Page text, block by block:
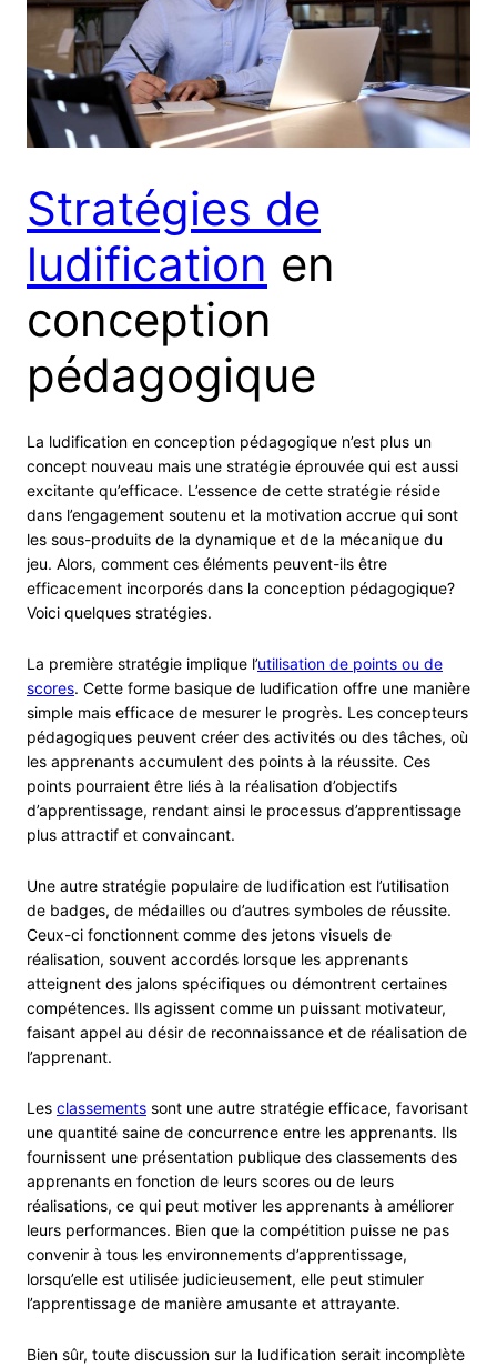
Stratégies de
ludification en
conception
pédagogique
La ludification en conception pédagogique n’est plus un
concept nouveau mais une stratégie éprouvée qui est aussi
excitante qu’efficace. L’essence de cette stratégie réside
dans l’engagement soutenu et la motivation accrue qui sont
les sous-produits de la dynamique et de la mécanique du
jeu. Alors, comment ces éléments peuvent-ils être
efficacement incorporés dans la conception pédagogique?
Voici quelques stratégies.
La première stratégie implique l’utilisation de points ou de
scores. Cette forme basique de ludification offre une manière
simple mais efficace de mesurer le progrès. Les concepteurs
pédagogiques peuvent créer des activités ou des tâches, où
les apprenants accumulent des points à la réussite. Ces
points pourraient être liés à la réalisation d’objectifs
d’apprentissage, rendant ainsi le processus d’apprentissage
plus attractif et convaincant.
Une autre stratégie populaire de ludification est l’utilisation
de badges, de médailles ou d’autres symboles de réussite.
Ceux-ci fonctionnent comme des jetons visuels de
réalisation, souvent accordés lorsque les apprenants
atteignent des jalons spécifiques ou démontrent certaines
compétences. Ils agissent comme un puissant motivateur,
faisant appel au désir de reconnaissance et de réalisation de
l’apprenant.
Les classements sont une autre stratégie efficace, favorisant
une quantité saine de concurrence entre les apprenants. Ils
fournissent une présentation publique des classements des
apprenants en fonction de leurs scores ou de leurs
réalisations, ce qui peut motiver les apprenants à améliorer
leurs performances. Bien que la compétition puisse ne pas
convenir à tous les environnements d’apprentissage,
lorsqu’elle est utilisée judicieusement, elle peut stimuler
l’apprentissage de manière amusante et attrayante.
Bien sûr, toute discussion sur la ludification serait incomplète